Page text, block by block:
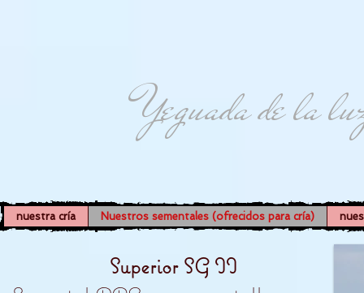
Yeguada de la
nuestra cría Nuestros sementales (ofrecidos para cría)
Superior SG II